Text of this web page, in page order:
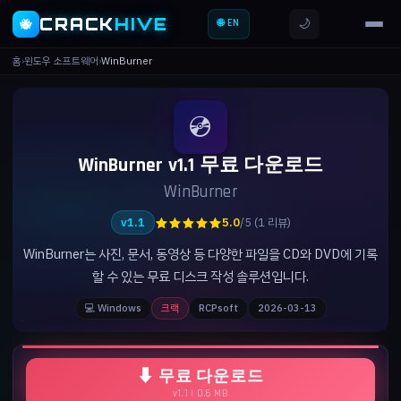
🐝 CRACKHIVE 🌐 EN 🌙
홈›윈도우 소프트웨어›WinBurner
💿
WinBurner v1.1 무료 다운로드
WinBurner
v1.1 ★★★★★5.0/5 (1 리뷰)
WinBurner는 사진, 문서, 동영상 등 다양한 파일을 CD와 DVD에 기록
할 수 있는 무료 디스크 작성 솔루션입니다.
💻 Windows 크랙 RCPsoft 2026-03-13
⬇ 무료 다운로드
v1.1 | 0.6 MB